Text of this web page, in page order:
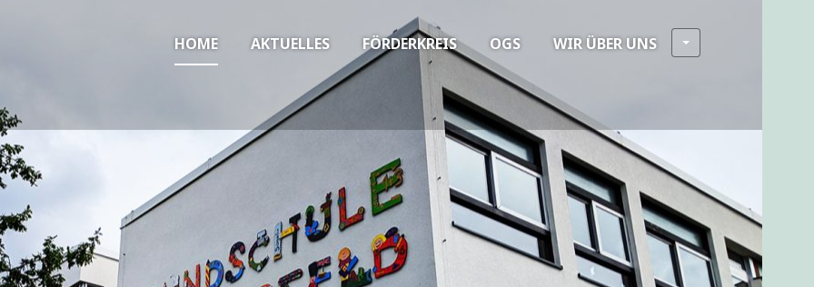
HOME AKTUELLES FÖRDERKREIS OGS WIR ÜBER UNS